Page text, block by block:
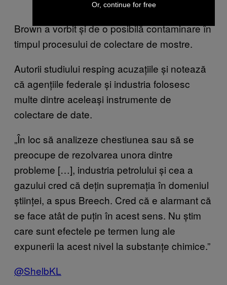
Brown a vorbit și de o posibilă contaminare în
timpul procesului de colectare de mostre.
Autorii studiului resping acuzațiile și notează
că agențiile federale și industria folosesc
multe dintre aceleași instrumente de
colectare de date.
„În loc să analizeze chestiunea sau să se
preocupe de rezolvarea unora dintre
probleme […], industria petrolului și cea a
gazului cred că dețin supremația în domeniul
științei, a spus Breech. Cred că e alarmant că
se face atât de puțin în acest sens. Nu știm
care sunt efectele pe termen lung ale
expunerii la acest nivel la substanțe chimice.”
​@ShelbKL
Or, continue for free